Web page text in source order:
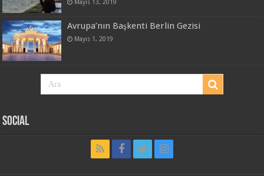
Mayıs 13, 2019
Avrupa’nın Başkenti Berlin Gezisi
Mayıs 1, 2019
Social